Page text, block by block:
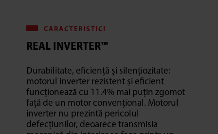
CARACTERISTICI
REAL INVERTER™
Durabilitate, eficiență și silențiozitate:
motorul inverter rezistent și eficient
funcționează cu 11.4% mai puțin zgomot
față de un motor convențional. Motorul
inverter nu prezintă pericolul
defecțiunilor, deoarece transmisia